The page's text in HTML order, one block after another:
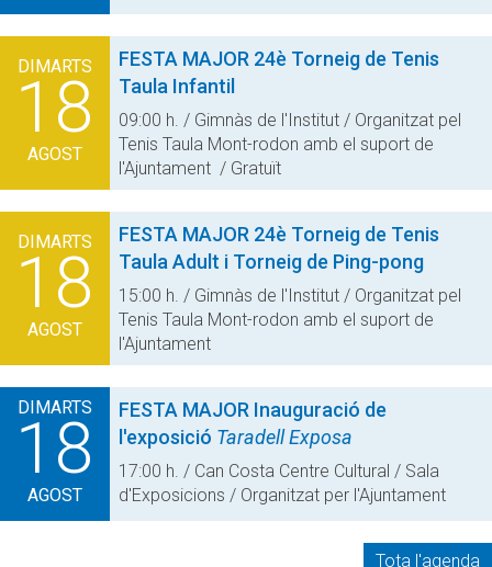
DIMARTS
18
AGOST
FESTA MAJOR 24è Torneig de Tenis
Taula Infantil
09:00 h. / Gimnàs de l'Institut / Organitzat pel
Tenis Taula Mont-rodon amb el suport de
l'Ajuntament / Gratuït
DIMARTS
18
AGOST
FESTA MAJOR 24è Torneig de Tenis
Taula Adult i Torneig de Ping-pong
15:00 h. / Gimnàs de l'Institut / Organitzat pel
Tenis Taula Mont-rodon amb el suport de
l'Ajuntament
DIMARTS
18
AGOST
FESTA MAJOR Inauguració de
l'exposició Taradell Exposa
17:00 h. / Can Costa Centre Cultural / Sala
d'Exposicions / Organitzat per l'Ajuntament
Tota l'agenda